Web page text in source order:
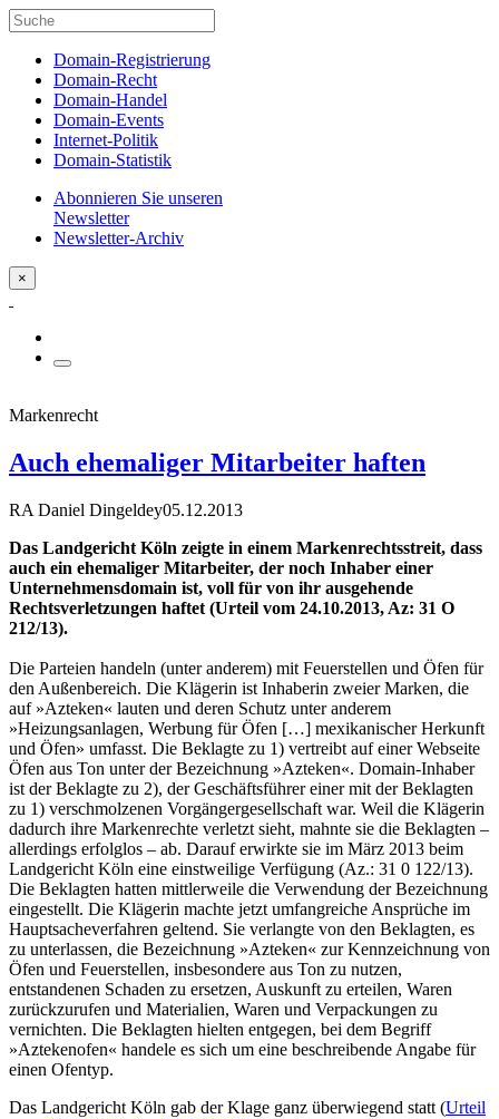
Domain-Registrierung
Domain-Recht
Domain-Handel
Domain-Events
Internet-Politik
Domain-Statistik
Abonnieren Sie unseren
Newsletter
Newsletter-Archiv
×
Markenrecht
Auch ehemaliger Mitarbeiter haften
RA Daniel Dingeldey05.12.2013
Das Landgericht Köln zeigte in einem Markenrechtsstreit, dass
auch ein ehemaliger Mitarbeiter, der noch Inhaber einer
Unternehmensdomain ist, voll für von ihr ausgehende
Rechtsverletzungen haftet (Urteil vom 24.10.2013, Az: 31 O
212/13).
Die Parteien handeln (unter anderem) mit Feuerstellen und Öfen für
den Außenbereich. Die Klägerin ist Inhaberin zweier Marken, die
auf »Azteken« lauten und deren Schutz unter anderem
»Heizungsanlagen, Werbung für Öfen […] mexikanischer Herkunft
und Öfen» umfasst. Die Beklagte zu 1) vertreibt auf einer Webseite
Öfen aus Ton unter der Bezeichnung »Azteken«. Domain-Inhaber
ist der Beklagte zu 2), der Geschäftsführer einer mit der Beklagten
zu 1) verschmolzenen Vorgängergesellschaft war. Weil die Klägerin
dadurch ihre Markenrechte verletzt sieht, mahnte sie die Beklagten –
allerdings erfolglos – ab. Darauf erwirkte sie im März 2013 beim
Landgericht Köln eine einstweilige Verfügung (Az.: 31 0 122/13).
Die Beklagten hatten mittlerweile die Verwendung der Bezeichnung
eingestellt. Die Klägerin machte jetzt umfangreiche Ansprüche im
Hauptsacheverfahren geltend. Sie verlangte von den Beklagten, es
zu unterlassen, die Bezeichnung »Azteken« zur Kennzeichnung von
Öfen und Feuerstellen, insbesondere aus Ton zu nutzen,
entstandenen Schaden zu ersetzen, Auskunft zu erteilen, Waren
zurückzurufen und Materialien, Waren und Verpackungen zu
vernichten. Die Beklagten hielten entgegen, bei dem Begriff
»Aztekenofen« handele es sich um eine beschreibende Angabe für
einen Ofentyp.
Das Landgericht Köln gab der Klage ganz überwiegend statt (Urteil